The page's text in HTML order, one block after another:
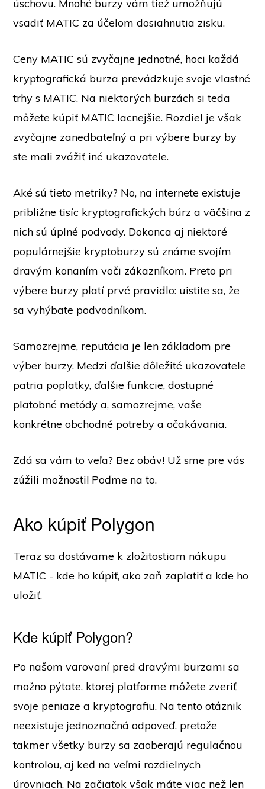
úschovu. Mnohé burzy vám tiež umožňujú
vsadiť MATIC za účelom dosiahnutia zisku.
Ceny MATIC sú zvyčajne jednotné, hoci každá
kryptografická burza prevádzkuje svoje vlastné
trhy s MATIC. Na niektorých burzách si teda
môžete kúpiť MATIC lacnejšie. Rozdiel je však
zvyčajne zanedbateľný a pri výbere burzy by
ste mali zvážiť iné ukazovatele.
Aké sú tieto metriky? No, na internete existuje
približne tisíc kryptografických búrz a väčšina z
nich sú úplné podvody. Dokonca aj niektoré
populárnejšie kryptoburzy sú známe svojím
dravým konaním voči zákazníkom. Preto pri
výbere burzy platí prvé pravidlo: uistite sa, že
sa vyhýbate podvodníkom.
Samozrejme, reputácia je len základom pre
výber burzy. Medzi ďalšie dôležité ukazovatele
patria poplatky, ďalšie funkcie, dostupné
platobné metódy a, samozrejme, vaše
konkrétne obchodné potreby a očakávania.
Zdá sa vám to veľa? Bez obáv! Už sme pre vás
zúžili možnosti! Poďme na to.
Ako kúpiť Polygon
Teraz sa dostávame k zložitostiam nákupu
MATIC - kde ho kúpiť, ako zaň zaplatiť a kde ho
uložiť.
Kde kúpiť Polygon?
Po našom varovaní pred dravými burzami sa
možno pýtate, ktorej platforme môžete zveriť
svoje peniaze a kryptografiu. Na tento otáznik
neexistuje jednoznačná odpoveď, pretože
takmer všetky burzy sa zaoberajú regulačnou
kontrolou, aj keď na veľmi rozdielnych
úrovniach. Na začiatok však máte viac než len